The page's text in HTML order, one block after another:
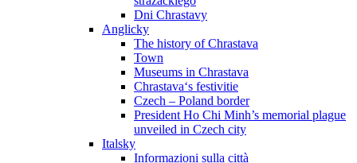
Dni Chrastavy
Anglicky
The history of Chrastava
Town
Museums in Chrastava
Chrastava‘s festivitie
Czech – Poland border
President Ho Chi Minh’s memorial plague
unveiled in Czech city
Italsky
Informazioni sulla città